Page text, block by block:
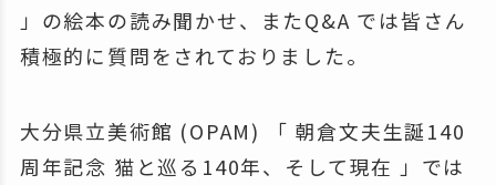
」の絵本の読み聞かせ、またQ&A では皆さん
積極的に質問をされておりました。
大分県立美術館 (OPAM) 「 朝倉文夫生誕140
周年記念 猫と巡る140年、そして現在 」では